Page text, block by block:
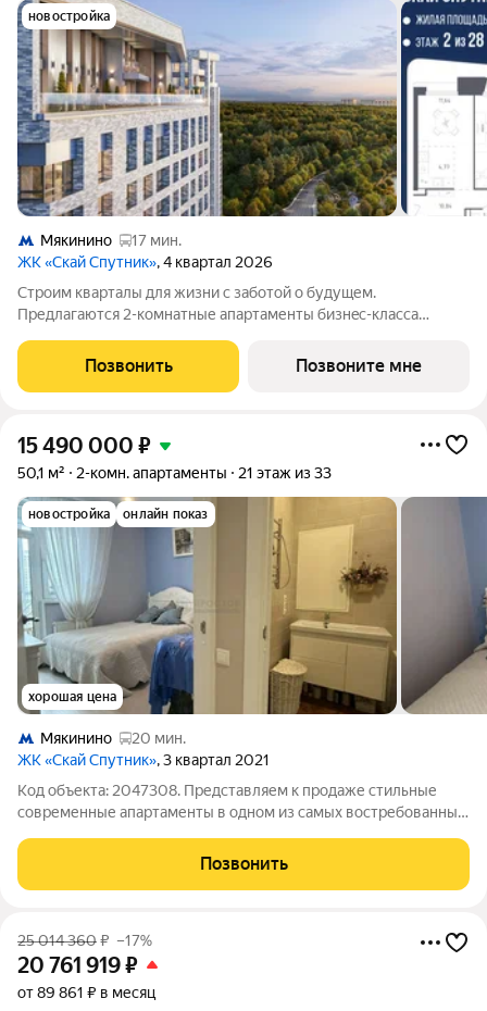
новостройка
Мякинино
17 мин.
ЖК «Скай Спутник», 4 квартал 2026
Стрoим квapтaлы для жизни c заботой о будущем.
Пpедлaгаются 2-комнaтные апартаменты бизнec-клaccа
этaжe, в жилом комплексе «Cкай Спутник».Пропискa нe
предуcмотрeна в pамкax юpидичеcкoго статуca -
Позвонить Позвоните мне
15 490 000 ₽
50,1 м² 2-комн. апартаменты 21 этаж из 33
новостройка онлайн показ
хорошая цена
Мякинино
20 мин.
ЖК «Скай Спутник», 3 квартал 2021
Код объекта: 2047308. Представляем к продаже стильные
современные апартаменты в одном из самых востребованных
статусной жизни в
Позвонить
25 014 360₽ –17%
20 761 919₽
от 89 861 ₽ в месяц